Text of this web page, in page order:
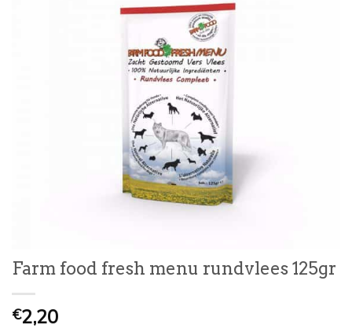
Farm food fresh menu rundvlees 125gr
€2,20